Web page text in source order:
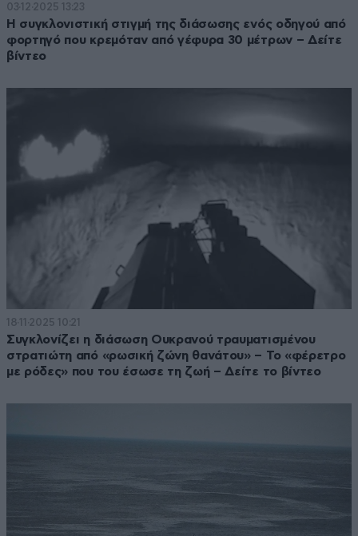
03·12·2025 13:23
Η συγκλονιστική στιγμή της διάσωσης ενός οδηγού από
φορτηγό που κρεμόταν από γέφυρα 30 μέτρων – Δείτε
βίντεο
18·11·2025 10:21
Συγκλονίζει η διάσωση Ουκρανού τραυματισμένου
στρατιώτη από «ρωσική ζώνη θανάτου» – Το «φέρετρο
με ρόδες» που του έσωσε τη ζωή – Δείτε το βίντεο